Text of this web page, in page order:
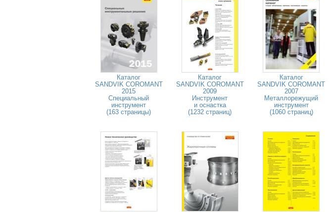
Каталог
SANDVIK COROMANT
2015
Специальный
инструмент
(163 страницы)
Каталог
SANDVIK COROMANT
2009
Инструмент
и оснастка
(1232 страниц)
Каталог
SANDVIK COROMANT
2007
Металлорежущий
инструмент
(1060 страниц)